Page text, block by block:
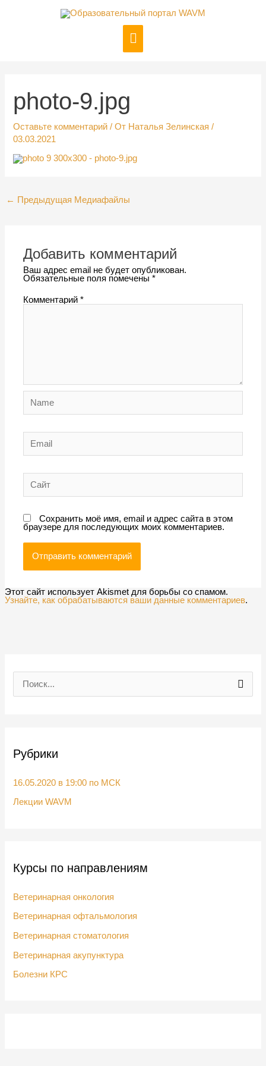
Главное
меню
photo-9.jpg
Оставьте комментарий / От Наталья Зелинская/
03.03.2021
← Предыдущая Медиафайлы
Добавить комментарий
Ваш адрес email не будет опубликован.
Обязательные поля помечены*
Комментарий*
Name
Email
Сайт
Сохранить моё имя, email и адрес сайта в этом
браузере для последующих моих комментариев.
Этот сайт использует Akismet для борьбы со спамом.
Узнайте, как обрабатываются ваши данные комментариев.
к
Рубрики
16.05.2020 в 19:00 по МСК
Лекции WAVM
Курсы по направлениям
Ветеринарная онкология
Ветеринарная офтальмология
Ветеринарная стоматология
Ветеринарная акупунктура
Болезни КРС